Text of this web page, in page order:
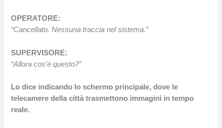
OPERATORE:
“Cancellato. Nessuna traccia nel sistema.”
SUPERVISORE:
“Allora cos’è questo?”
Lo dice indicando lo schermo principale, dove le
telecamere della città trasmettono immagini in tempo
reale.